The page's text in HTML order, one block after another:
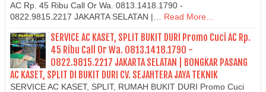
AC Rp. 45 Ribu Call Or Wa. 0813.1418.1790 -
0822.9815.2217 JAKARTA SELATAN |… Read More...
SERVICE AC KASET, SPLIT BUKIT DURI Promo Cuci AC Rp.
45 Ribu Call Or Wa. 0813.1418.1790 -
0822.9815.2217 JAKARTA SELATAN | BONGKAR PASANG
AC KASET, SPLIT DI BUKIT DURI CV. SEJAHTERA JAYA TEKNIK
SERVICE AC KASET, SPLIT, RUMAH BUKIT DURI Promo Cuci